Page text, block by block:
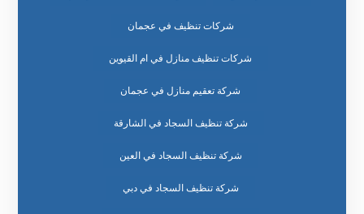
شركات تنظيف في عجمان
شركات تنظيف منازل في ام القيوين
شركة تعقيم منازل في عجمان
شركة تنظيف السجاد في الشارقة
شركة تنظيف السجاد في العين
شركة تنظيف السجاد في دبي